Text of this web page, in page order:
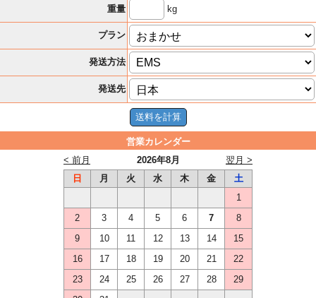
重量
kg
プラン
発送方法
発送先
営業カレンダー
2026年8月
< 前月
翌月 >
日
月 火 水 木 金
土
1
2
3 4 5 6 7
8
9
10 11 12 13 14
15
16
17 18 19 20 21
22
23
24 25 26 27 28
29